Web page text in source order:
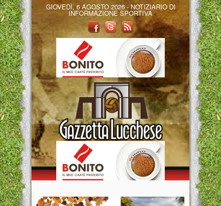
GIOVEDÌ, 6 AGOSTO 2026 - NOTIZIARIO DI
INFORMAZIONE SPORTIVA